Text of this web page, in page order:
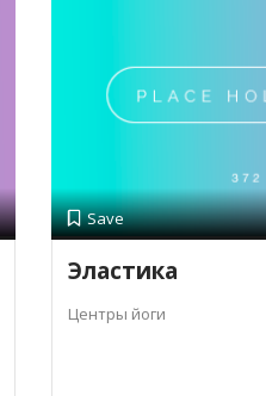
Save
Эластика
Центры йоги